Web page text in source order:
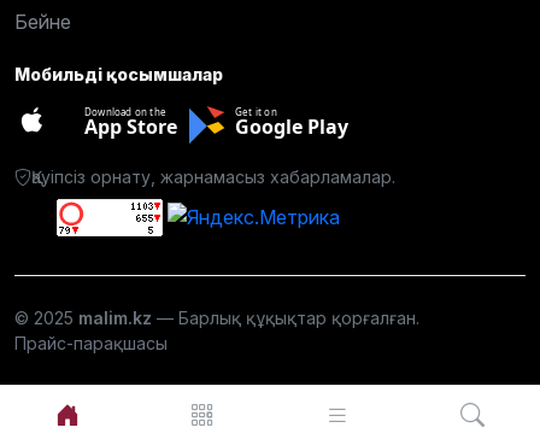
Бейне
Мобильді қосымшалар
Download on the
App Store
Get it on
Google Play
Қауіпсіз орнату, жарнамасыз хабарламалар.
© 2025 malim.kz — Барлық құқықтар қорғалған.
Прайс-парақшасы